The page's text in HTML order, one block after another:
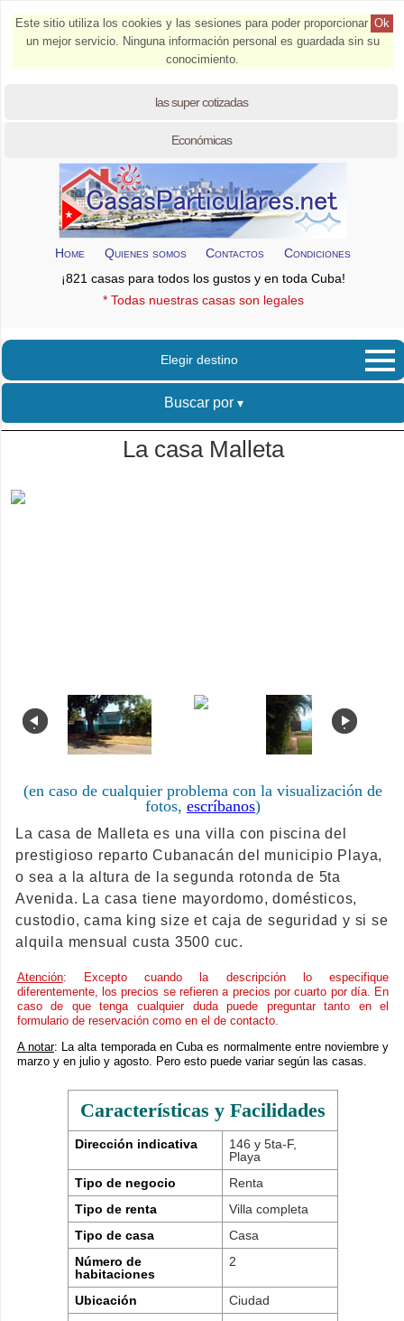
Ok
Este sitio utiliza los cookies y las sesiones para poder proporcionar
un mejor servicio. Ninguna información personal es guardada sin su
conocimiento.
las super cotizadas
Económicas
Home Quienes somos Contactos
Condiciones
¡821 casas para todos los gustos y en toda Cuba!
* Todas nuestras casas son legales
Elegir destino
Buscar por
La casa Malleta
. .
(en caso de cualquier problema con la visualización de
fotos, escríbanos)
La casa de Malleta es una villa con piscina del
prestigioso reparto Cubanacán del municipio Playa,
o sea a la altura de la segunda rotonda de 5ta
Avenida. La casa tiene mayordomo, domésticos,
custodio, cama king size et caja de seguridad y si se
alquila mensual custa 3500 cuc.
Atención: Excepto cuando la descripción lo especifique
diferentemente, los precios se refieren a precios por cuarto por día. En
caso de que tenga cualquier duda puede preguntar tanto en el
formulario de reservación como en el de contacto.
A notar: La alta temporada en Cuba es normalmente entre noviembre y
marzo y en julio y agosto. Pero esto puede variar según las casas.
Características y Facilidades
Dirección indicativa
146 y 5ta-F,
Playa
Tipo de negocio
Renta
Tipo de renta
Villa completa
Tipo de casa
Casa
Número de
habitaciones
2
Ubicación
Ciudad